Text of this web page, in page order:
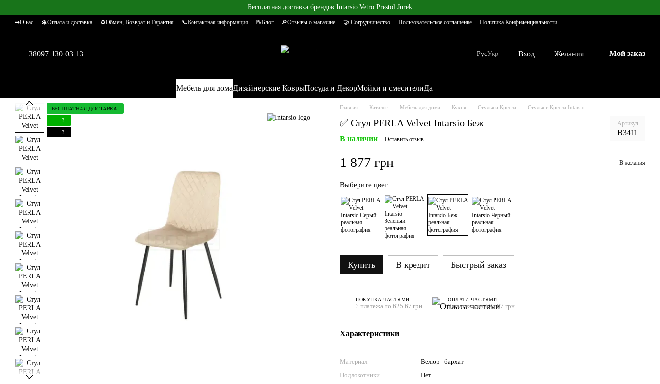
Бесплатная доставка брендов Intarsio Vetro Prestol Jurek
➡О нас 💲Оплата и доставка ♻Обмен, Возврат и Гарантия 📞Контактная информация 📝Блог 🔎Отзывы о магазине 🤝 Сотрудничество Пользовательское соглашение Политика Конфиденциальности
+38097-130-03-13 РусУкр Вход Желания Мой заказ
Мебель для домаДизайнерские КоврыПосуда и ДекорМойки и смесителиДа
БЕСПЛАТНАЯ ДОСТАВКА
3
3
Главная Каталог Мебель для дома Кухня Стулья и Кресла Стулья и Кресла Intarsio
✅ Стул PERLA Velvet Intarsio Беж Артикул
B3411
В наличии Оставить отзыв
1 877 грн В желания
Выберите цвет
Купить В кредит Быстрый заказ
ПОКУПКА ЧАСТЯМИ
3 платежа по 625.67 грн
ОПЛАТА ЧАСТЯМИ
3 платежа по 625.67 грн
Характеристики
Материал
Велюр - бархат
Подлокотники
Нет